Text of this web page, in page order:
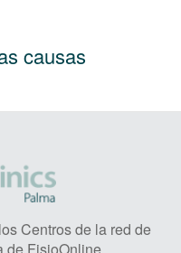
causas
Centros de la red de
de FisioOnline